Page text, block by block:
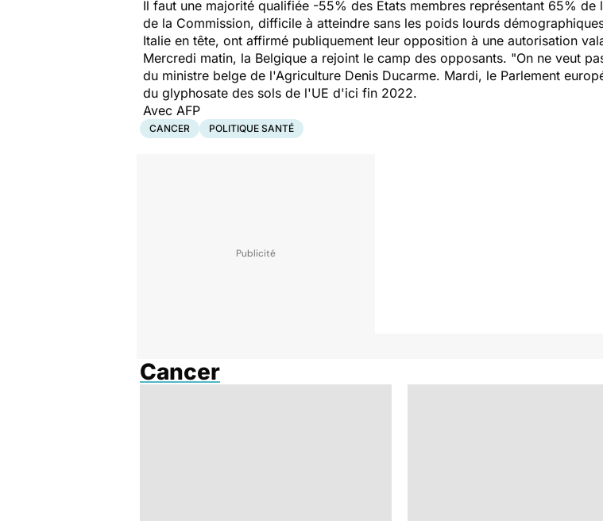
Il faut une majorité qualifiée -55% des Etats membres représentant 65%
de la Commission, difficile à atteindre sans les poids lourds
Italie en tête, ont affirmé publiquement leur opposition à une autorisation
Mercredi matin, la Belgique a rejoint le camp des opposants. "On ne veut
du ministre belge de l'Agriculture Denis Ducarme. Mardi, le Parlement
du glyphosate des sols de l'UE d'ici fin 2022.
Avec AFP
CANCER POLITIQUE SANTÉ
Cancer